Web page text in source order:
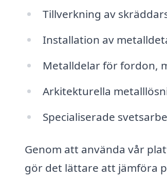
Tillverkning av
Installation av
Metalldelar för fordon,
Arkitekturella
Specialiserade
Genom att använda vår
gör det lättare att jämföra